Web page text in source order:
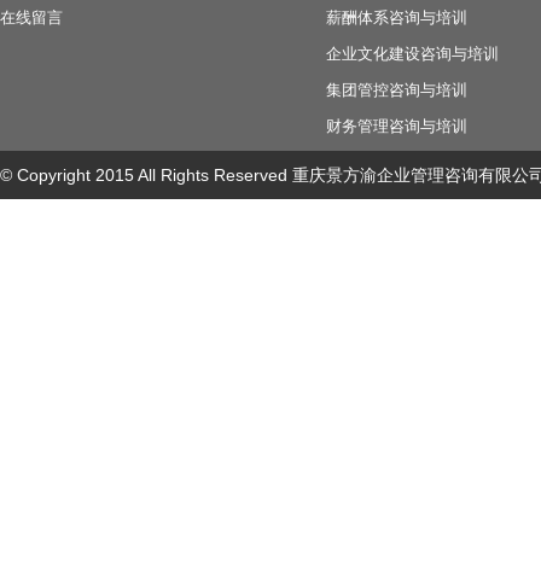
在线留言
薪酬体系咨询与培训
企业文化建设咨询与培训
集团管控咨询与培训
财务管理咨询与培训
© Copyright 2015 All Rights Reserved 重庆景方渝企业管理咨询有限公